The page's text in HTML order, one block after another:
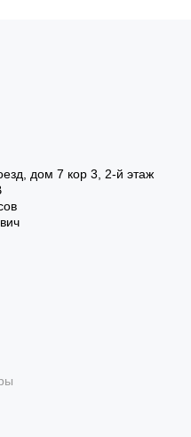
дом 7 кор 3, 2-й этаж